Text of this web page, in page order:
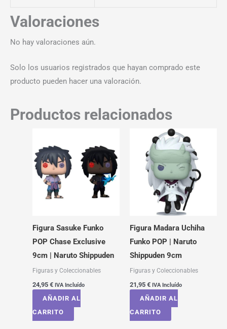
Valoraciones
No hay valoraciones aún.
Solo los usuarios registrados que hayan comprado este
producto pueden hacer una valoración.
Productos relacionados
Figura Sasuke Funko
POP Chase Exclusive
9cm | Naruto Shippuden
Figuras y Coleccionables
24,95 € IVA Incluído
AÑADIR AL
CARRITO
Figura Madara Uchiha
Funko POP | Naruto
Shippuden 9cm
Figuras y Coleccionables
21,95 € IVA Incluído
AÑADIR AL
CARRITO